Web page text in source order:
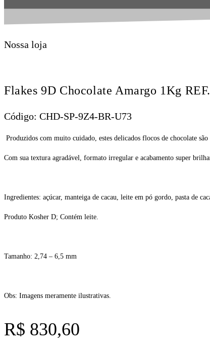
Nossa loja
Flakes 9D Chocolate Amargo 1Kg
Código: CHD-SP-9Z4-BR-U73
Produzidos com muito cuidado, estes delicados flocos de chocolate
Com sua textura agradável, formato irregular e acabamento super
Ingredientes: açúcar, manteiga de cacau, leite em pó gordo, pasta de
Produto Kosher D; Contém leite.
Tamanho: 2,74 – 6,5 mm
Obs: Imagens meramente ilustrativas.
R$ 830,60